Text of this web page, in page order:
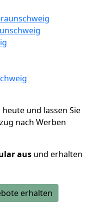
und lassen Sie
nach Werben
aus und erhalten
erhalten